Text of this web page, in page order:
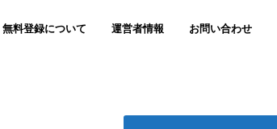
無料登録について 運営者情報 お問い合わせ